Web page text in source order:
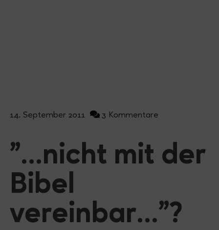
14. September 2011 3 Kommentare
"...nicht mit der
Bibel
vereinbar..."?